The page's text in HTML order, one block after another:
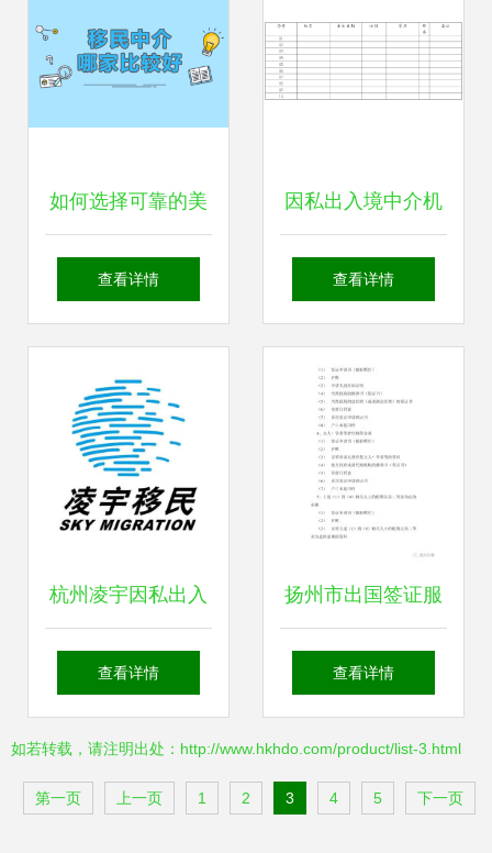
径
如何选择可靠的美
国移民中介？专业
南
查看详情
因私出入境中介机
构资格申请指南
查看详情
杭州凌宇因私出入
境服务 专业引领，
查看详情
扬州市出国签证服
务中心 专业代办因
介服务
查看详情
如若转载，请注明出处：http://www.hkhdo.com/product/list-3.html
第一页 上一页 1 2 3 4 5 下一页